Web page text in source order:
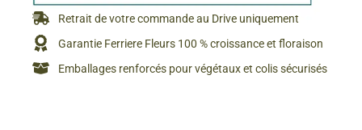
Retrait de votre commande au Drive uniquement
Garantie Ferriere Fleurs 100 % croissance et floraison
Emballages renforcés pour végétaux et colis sécurisés